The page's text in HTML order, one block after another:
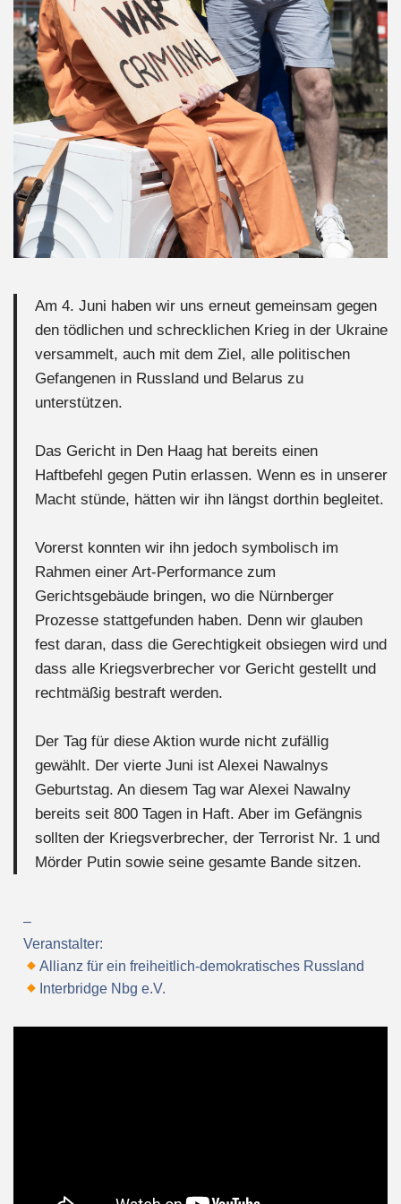
Am 4. Juni haben wir uns erneut gemeinsam gegen
den tödlichen und schrecklichen Krieg in der Ukraine
versammelt, auch mit dem Ziel, alle politischen
Gefangenen in Russland und Belarus zu
unterstützen.
Das Gericht in Den Haag hat bereits einen
Haftbefehl gegen Putin erlassen. Wenn es in unserer
Macht stünde, hätten wir ihn längst dorthin begleitet.
Vorerst konnten wir ihn jedoch symbolisch im
Rahmen einer Art-Performance zum
Gerichtsgebäude bringen, wo die Nürnberger
Prozesse stattgefunden haben. Denn wir glauben
fest daran, dass die Gerechtigkeit obsiegen wird und
dass alle Kriegsverbrecher vor Gericht gestellt und
rechtmäßig bestraft werden.
Der Tag für diese Aktion wurde nicht zufällig
gewählt. Der vierte Juni ist Alexei Nawalnys
Geburtstag. An diesem Tag war Alexei Nawalny
bereits seit 800 Tagen in Haft. Aber im Gefängnis
sollten der Kriegsverbrecher, der Terrorist Nr. 1 und
Mörder Putin sowie seine gesamte Bande sitzen.
–
Veranstalter:
Allianz für ein freiheitlich-demokratisches Russland
Interbridge Nbg e.V.